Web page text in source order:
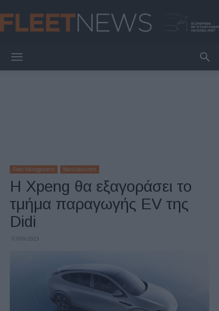
Fleet Management Manufacturers
Η Xpeng θα εξαγοράσει το
τμήμα παραγωγής EV της
Didi
07/09/2023